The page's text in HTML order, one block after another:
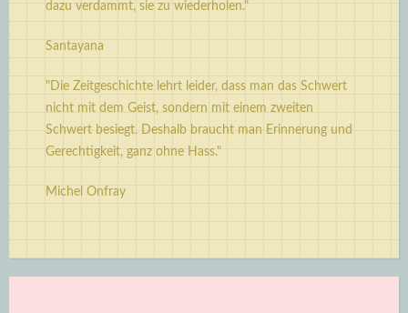
dazu verdammt, sie zu wiederholen."
Santayana
"Die Zeitgeschichte lehrt leider, dass man das Schwert
nicht mit dem Geist, sondern mit einem zweiten
Schwert besiegt. Deshalb braucht man Erinnerung und
Gerechtigkeit, ganz ohne Hass."
Michel Onfray